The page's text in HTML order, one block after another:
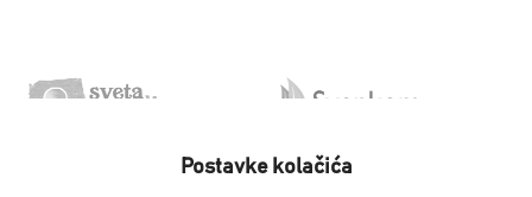
Postavke kolačića